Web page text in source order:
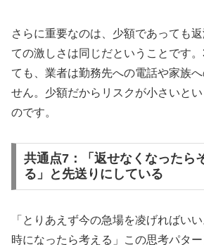
さらに重要なのは、少額であっても
ての激しさは同じだということです
ても、業者は勤務先への電話や家族
せん。少額だからリスクが小さいと
のです。
共通点7：「返せなくなったら
る」と先送りにしている
「とりあえず今の急場を凌げればい
時になったら考える」この思考パタ